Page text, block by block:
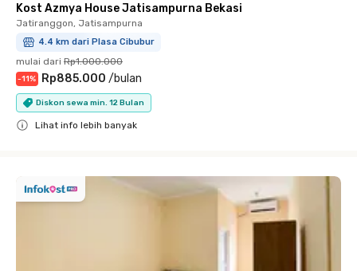
Kost Azmya House Jatisampurna Bekasi
Jatiranggon, Jatisampurna
4.4 km dari Plasa Cibubur
mulai dari Rp1.000.000
-11% Rp885.000 /bulan
Diskon sewa min. 12 Bulan
Lihat info lebih banyak